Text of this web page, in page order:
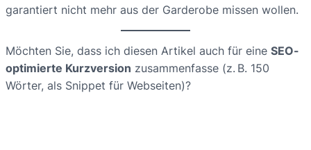
garantiert nicht mehr aus der Garderobe missen wollen.
Möchten Sie, dass ich diesen Artikel auch für eine SEO-
optimierte Kurzversion zusammenfasse (z. B. 150
Wörter, als Snippet für Webseiten)?